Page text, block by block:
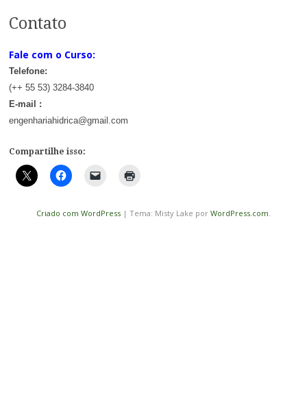
Contato
Fale com o Curso:
Telefone:
(++ 55 53) 3284-3840
E-mail :
engenhariahidrica@gmail.com
Compartilhe isso:
Criado com WordPress | Tema: Misty Lake por WordPress.com